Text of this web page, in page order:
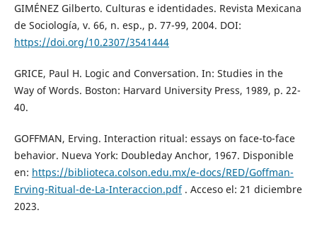
GIMÉNEZ Gilberto. Culturas e identidades. Revista Mexicana
de Sociología, v. 66, n. esp., p. 77-99, 2004. DOI:
https://doi.org/10.2307/3541444
GRICE, Paul H. Logic and Conversation. In: Studies in the
Way of Words. Boston: Harvard University Press, 1989, p. 22-
40.
GOFFMAN, Erving. Interaction ritual: essays on face-to-face
behavior. Nueva York: Doubleday Anchor, 1967. Disponible
en: https://biblioteca.colson.edu.mx/e-docs/RED/Goffman-
Erving-Ritual-de-La-Interaccion.pdf. Acceso el: 21 diciembre
2023.